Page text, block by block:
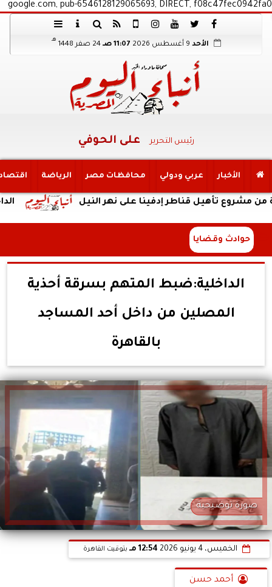
google.com, pub-6546128129065693, DIRECT, f08c47fec0942fa0
الأحد 11:07 صـ 24 صفر 1448
هـ
رئيس التحرير على الحوفي
الأخبار عربي ودولي محافظات مصر الرياضة
تأهيل قناطر إدفينا على نهر النيل
حوادث وقضايا
الداخلية:ضبط المتهم بسرقة أحذية
المصلين من داخل أحد المساجد
بالقاهرة
صورة توضيحية
الخميس، 4 يونيو 2026 12:54 مـ بتوقيت القاهرة
أحمد حسن